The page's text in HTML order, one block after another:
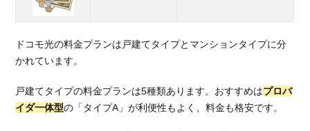
契
す
る
め
の
ドコモ光の料金プランは戸建てタイプとマンションタイプに分
かれています。
戸建てタイプの料金プランは5種類あります。おすすめはプロバ
イダ一体型の「タイプA」が利便性もよく、料金も格安です。